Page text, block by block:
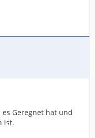
es Geregnet hat und
ist.